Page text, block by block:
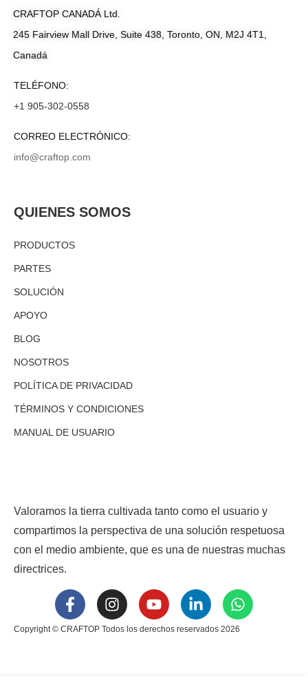
Valoramos la tierra cultivada tanto como el usuario y
compartimos la perspectiva de una solución respetuosa
con el medio ambiente, que es una de nuestras muchas
directrices.
Copyright © CRAFTOP Todos los derechos reservados 2026
QUIENES SOMOS
PRODUCTOS
PARTES
SOLUCIÓN
APOYO
BLOG
NOSOTROS
POLÍTICA DE PRIVACIDAD
TÉRMINOS Y CONDICIONES
MANUAL DE USUARIO
CRAFTOP CANADÁ Ltd.
245 Fairview Mall Drive, Suite 438, Toronto, ON, M2J 4T1,
Canadá
TELÉFONO:
+1 905-302-0558
CORREO ELECTRÓNICO:
info@craftop.com